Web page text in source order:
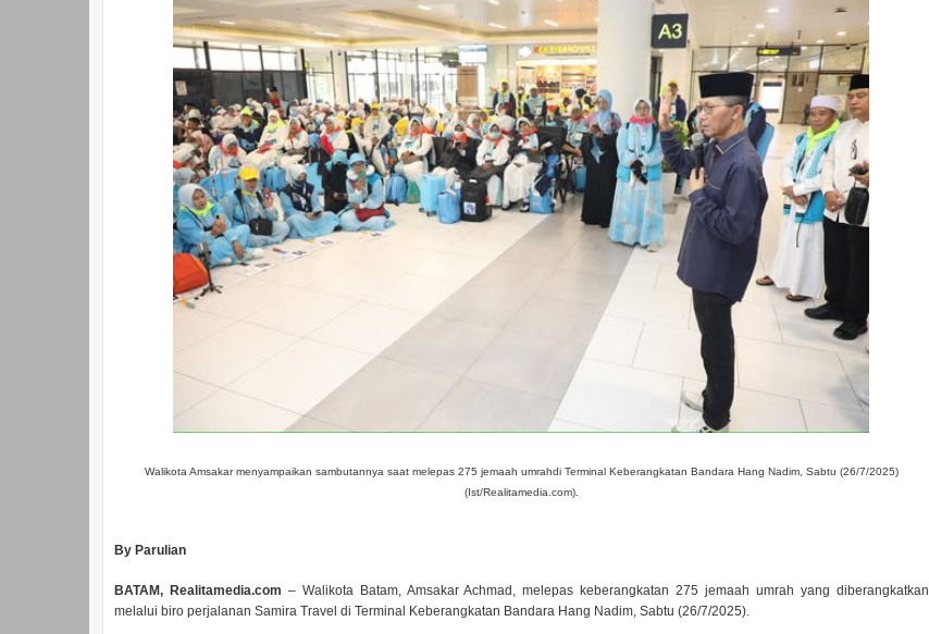
Walikota Amsakar menyampaikan sambutannya saat melepas 275 jemaah umrahdi Terminal Keberangkatan Bandara Hang Nadim, Sabtu (26/7/2025)
(Ist/Realitamedia.com).
By Parulian
BATAM, Realitamedia.com – Walikota Batam, Amsakar Achmad, melepas keberangkatan 275 jemaah umrah yang diberangkatkan
melalui biro perjalanan Samira Travel di Terminal Keberangkatan Bandara Hang Nadim, Sabtu (26/7/2025).